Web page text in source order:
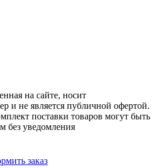
на сайте, носит
и не является публичной офертой.
поставки товаров могут быть
без уведомления
заказ